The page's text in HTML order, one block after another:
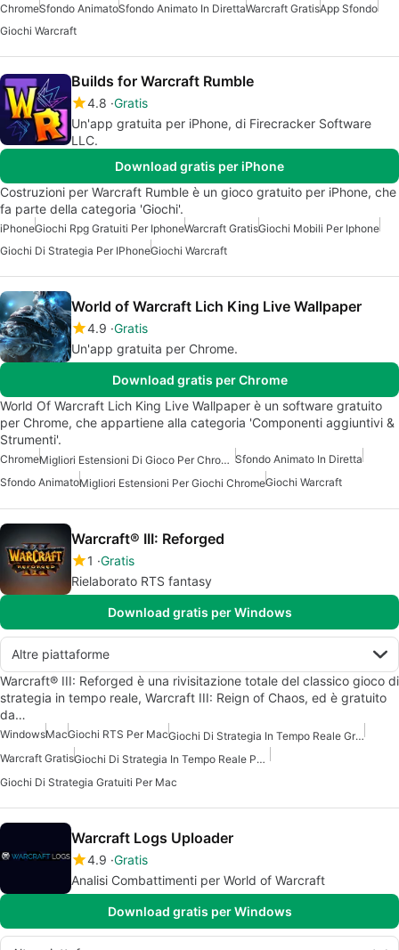
ChromeSfondo AnimatoSfondo Animato In DirettaWarcraft GratisApp Sfondo
Giochi Warcraft
Builds for Warcraft Rumble
4.8 Gratis
Un'app gratuita per iPhone, di Firecracker Software
LLC.
Download gratis per iPhone
Costruzioni per Warcraft Rumble è un gioco gratuito per iPhone, che
fa parte della categoria 'Giochi'.
iPhoneGiochi Rpg Gratuiti Per IphoneWarcraft GratisGiochi Mobili Per Iphone
Giochi Di Strategia Per IPhoneGiochi Warcraft
World of Warcraft Lich King Live Wallpaper
4.9 Gratis
Un'app gratuita per Chrome.
Download gratis per Chrome
World Of Warcraft Lich King Live Wallpaper è un software gratuito
per Chrome, che appartiene alla categoria 'Componenti aggiuntivi &
Strumenti'.
Chrome Migliori Estensioni Di Gioco Per Chrome Sfondo Animato In Diretta
Sfondo AnimatoMigliori Estensioni Per Giochi ChromeGiochi Warcraft
Warcraft® III: Reforged
1 Gratis
Rielaborato RTS fantasy
Download gratis per Windows
Altre piattaforme
Warcraft® III: Reforged è una rivisitazione totale del classico gioco di
strategia in tempo reale, Warcraft III: Reign of Chaos, ed è gratuito
da…
WindowsMacGiochi RTS Per Mac
Giochi Di Strategia In Tempo Reale Gratuiti Per Mac
Warcraft Gratis
Giochi Di Strategia In Tempo Reale Per Mac
Giochi Di Strategia Gratuiti Per Mac
Warcraft Logs Uploader
4.9 Gratis
Analisi Combattimenti per World of Warcraft
Download gratis per Windows